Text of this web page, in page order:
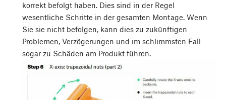
korrekt befolgt haben. Dies sind in der Regel
wesentliche Schritte in der gesamten Montage. Wenn
Sie sie nicht befolgen, kann dies zu zukünftigen
Problemen, Verzögerungen und im schlimmsten Fall
sogar zu Schäden am Produkt führen.